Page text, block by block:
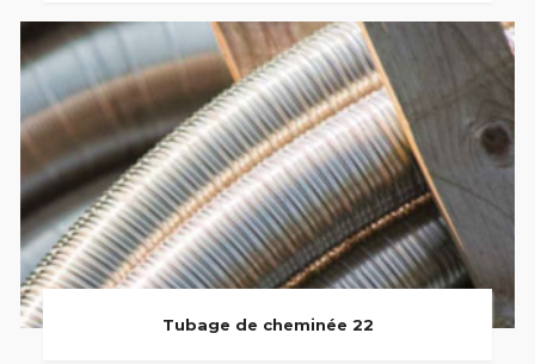
Tubage de cheminée 22